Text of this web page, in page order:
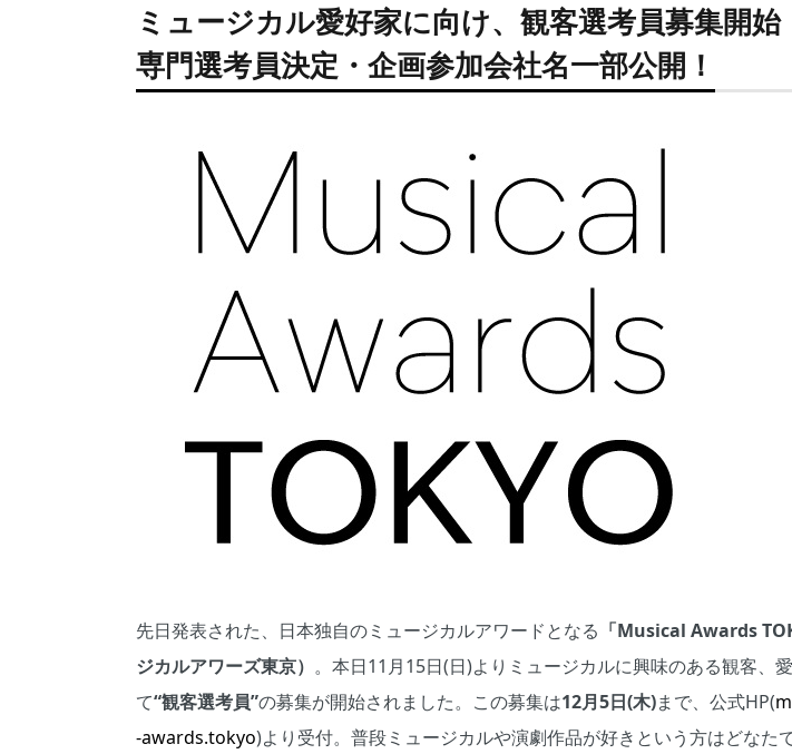
ミュージカル愛好家に向け、観客選考員募集開始
専門選考員決定・企画参加会社名一部公開！
先日発表された、日本独自のミュージカルアワードとなる 「Musical Awards
ジカルアワーズ東京） 。本日11月15日(日)よりミュージカルに興味のある観客、
て“観客選考員”の募集が開始されました。この募集は12月5日(木)まで、公式HP(
-awards.tokyo)より受付。普段ミュージカルや演劇作品が好きという方はどなた